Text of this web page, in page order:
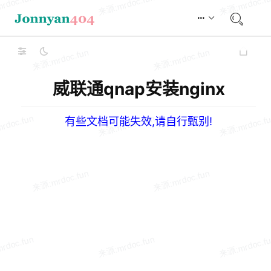
威联通qnap安装nginx
有些文档可能失效,请自行甄别!